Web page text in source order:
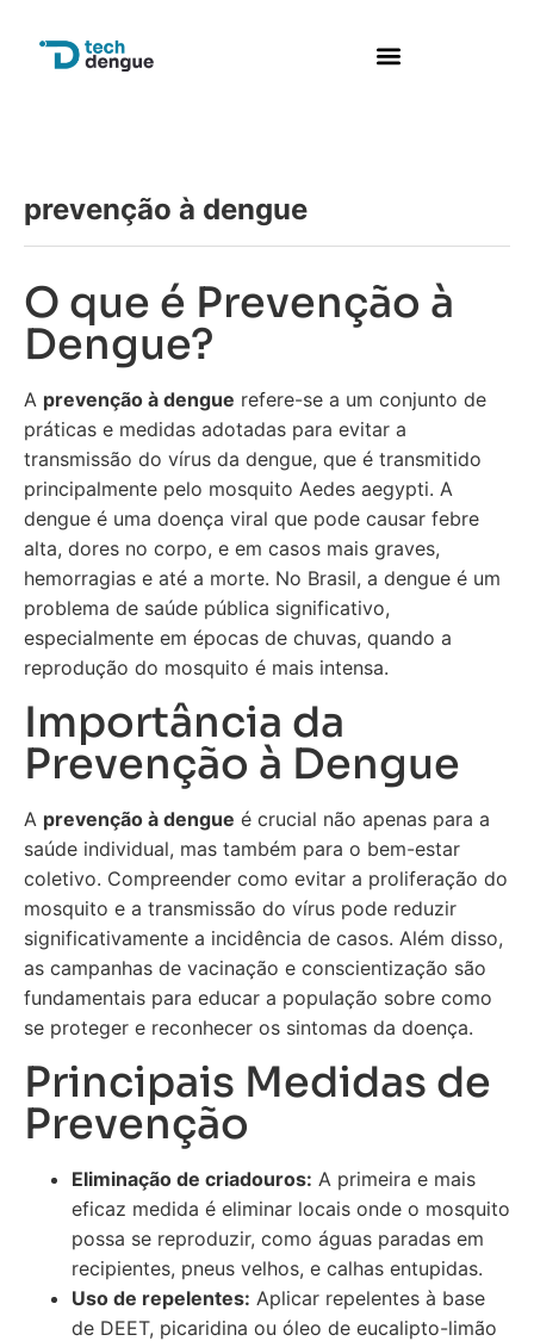
prevenção à dengue
O que é Prevenção à
Dengue?
A prevenção à dengue refere-se a um conjunto de
práticas e medidas adotadas para evitar a
transmissão do vírus da dengue, que é transmitido
principalmente pelo mosquito Aedes aegypti. A
dengue é uma doença viral que pode causar febre
alta, dores no corpo, e em casos mais graves,
hemorragias e até a morte. No Brasil, a dengue é um
problema de saúde pública significativo,
especialmente em épocas de chuvas, quando a
reprodução do mosquito é mais intensa.
Importância da
Prevenção à Dengue
A prevenção à dengue é crucial não apenas para a
saúde individual, mas também para o bem-estar
coletivo. Compreender como evitar a proliferação do
mosquito e a transmissão do vírus pode reduzir
significativamente a incidência de casos. Além disso,
as campanhas de vacinação e conscientização são
fundamentais para educar a população sobre como
se proteger e reconhecer os sintomas da doença.
Principais Medidas de
Prevenção
Eliminação de criadouros: A primeira e mais
eficaz medida é eliminar locais onde o mosquito
possa se reproduzir, como águas paradas em
recipientes, pneus velhos, e calhas entupidas.
Uso de repelentes: Aplicar repelentes à base
de DEET, picaridina ou óleo de eucalipto-limão